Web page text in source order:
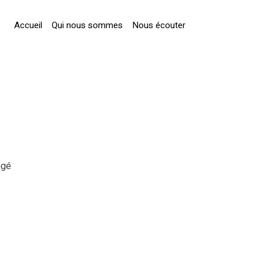
Accueil Qui nous sommes Nous écouter